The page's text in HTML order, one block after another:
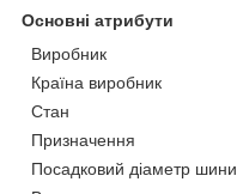
Основні атрибути
Виробник
Країна виробник
Стан
Призначення
Посадковий діаметр шини